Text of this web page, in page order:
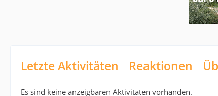
Letzte Aktivitäten Reaktionen
Es sind keine anzeigbaren Aktivitäten vorhanden.